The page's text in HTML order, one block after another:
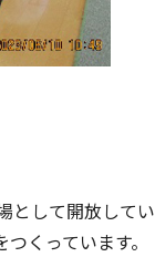
として開放してい
くっています。